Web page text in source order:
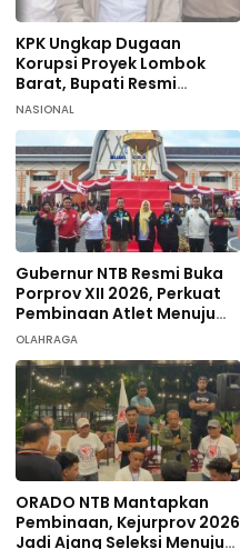
KPK Ungkap Dugaan
Korupsi Proyek Lombok
Barat, Bupati Resmi
Tersangka
NASIONAL
Gubernur NTB Resmi Buka
Porprov XII 2026, Perkuat
Pembinaan Atlet Menuju
PON 2028
OLAHRAGA
ORADO NTB Mantapkan
Pembinaan, Kejurprov 2026
Jadi Ajang Seleksi Menuju